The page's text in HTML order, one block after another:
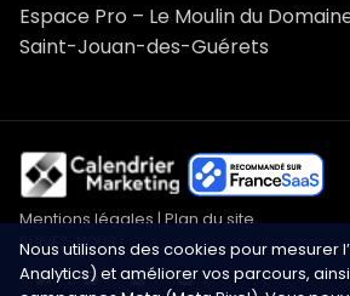
Nous utilisons des cookies pour mesurer
Analytics) et améliorer vos parcours,
Espace Pro – Le Moulin du
Saint-Jouan-des-Guérets
Mentions légales|Plan du site
SUIVEZ-NOUS !